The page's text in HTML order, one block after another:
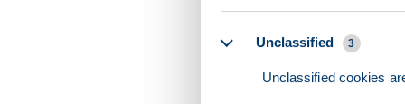
Unclassified 3
Unclassified cookies